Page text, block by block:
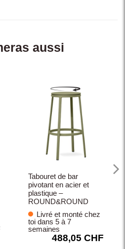
aussi
Tabouret de bar
pivotant en acier et
plastique –
ROUND&ROUND
Livré et monté chez
toi dans 5 à 7
semaines
488,05 CHF